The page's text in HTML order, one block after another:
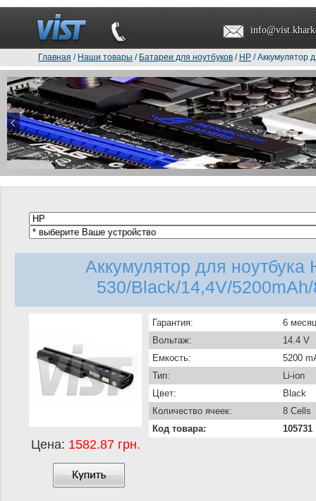
Главная / Наши товары / Батареи для ноутбуков / HP / Аккумулятор
Аккумулятор для ноутбука
530/Black/14,4V/
Цена: 1582.87 грн.
Гарантия:
6
Вольтаж:
14.4 V
Емкость:
5200
Тип:
Li-ion
Цвет:
Black
Количество ячеек:
8 Cells
Код товара:
105731